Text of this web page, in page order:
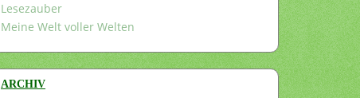
Lesezauber
Meine Welt voller Welten
ARCHIV